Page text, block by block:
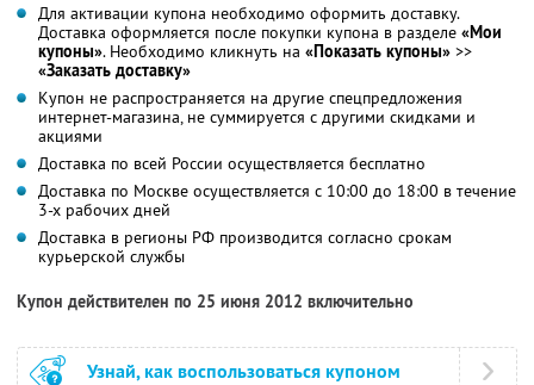
Для активации купона необходимо оформить доставку.
Доставка оформляется после покупки купона в разделе «Мои
купоны». Необходимо кликнуть на «Показать купоны» >>
«Заказать доставку»
Купон не распространяется на другие спецпредложения
интернет-магазина, не суммируется с другими скидками и
акциями
Доставка по всей России осуществляется бесплатно
Доставка по Москве осуществляется с 10:00 до 18:00 в течение
3-х рабочих дней
Доставка в регионы РФ производится согласно срокам
курьерской службы
Купон действителен по 25 июня 2012 включительно
Узнай, как воспользоваться купоном